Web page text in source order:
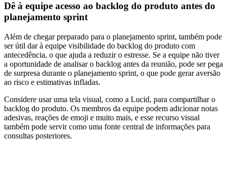
Dê à equipe acesso ao backlog do produto antes do
planejamento sprint
Além de chegar preparado para o planejamento sprint, também pode
ser útil dar à equipe visibilidade do backlog do produto com
antecedência, o que ajuda a reduzir o estresse. Se a equipe não tiver
a oportunidade de analisar o backlog antes da reunião, pode ser pega
de surpresa durante o planejamento sprint, o que pode gerar aversão
ao risco e estimativas infladas.
Considere usar uma tela visual, como a Lucid, para compartilhar o
backlog do produto. Os membros da equipe podem adicionar notas
adesivas, reações de emoji e muito mais, e esse recurso visual
também pode servir como uma fonte central de informações para
consultas posteriores.